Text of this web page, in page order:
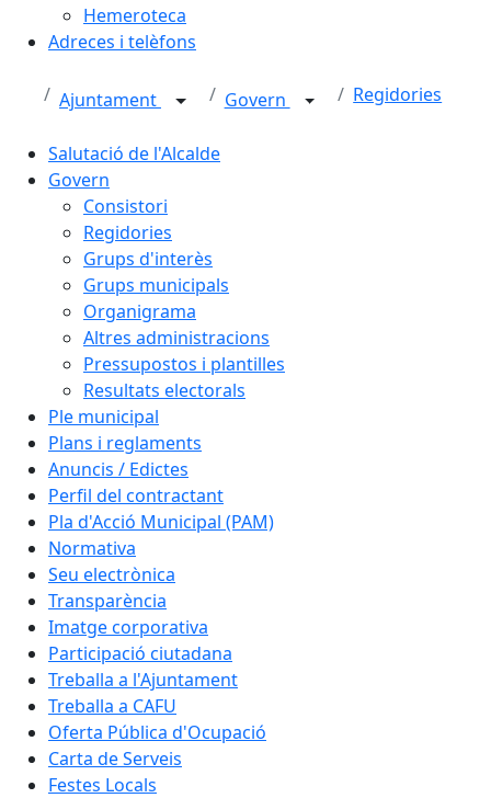
Hemeroteca
Adreces i telèfons
Ajuntament Govern Regidories
Salutació de l'Alcalde
Govern
Consistori
Regidories
Grups d'interès
Grups municipals
Organigrama
Altres administracions
Pressupostos i plantilles
Resultats electorals
Ple municipal
Plans i reglaments
Anuncis / Edictes
Perfil del contractant
Pla d'Acció Municipal (PAM)
Normativa
Seu electrònica
Transparència
Imatge corporativa
Participació ciutadana
Treballa a l'Ajuntament
Treballa a CAFU
Oferta Pública d'Ocupació
Carta de Serveis
Festes Locals